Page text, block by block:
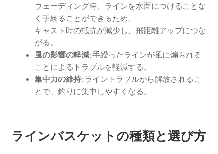
ウェーディング時、ラインを水面につけることな
く手繰ることができるため、
キャスト時の抵抗が減少し、飛距離アップにつな
がる。
風の影響の軽減: 手繰ったラインが風に煽られる
ことによるトラブルを軽減する。
集中力の維持: ライントラブルから解放されるこ
とで、釣りに集中しやすくなる。
ラインバスケットの種類と選び方